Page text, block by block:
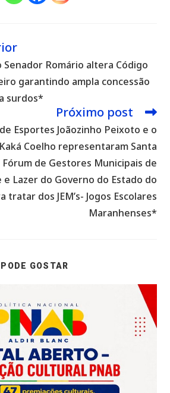
Romário altera Código
garantindo ampla concessão
surdos*
Próximo post
Esportes Joãozinho Peixoto e o
Coelho representaram Santa
de Gestores Municipais de
e Lazer do Governo do Estado do
tratar dos JEM’s- Jogos Escolares
Maranhenses*
GOSTAR